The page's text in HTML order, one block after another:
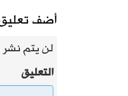
أضف
لن يتم نشر
التعليق